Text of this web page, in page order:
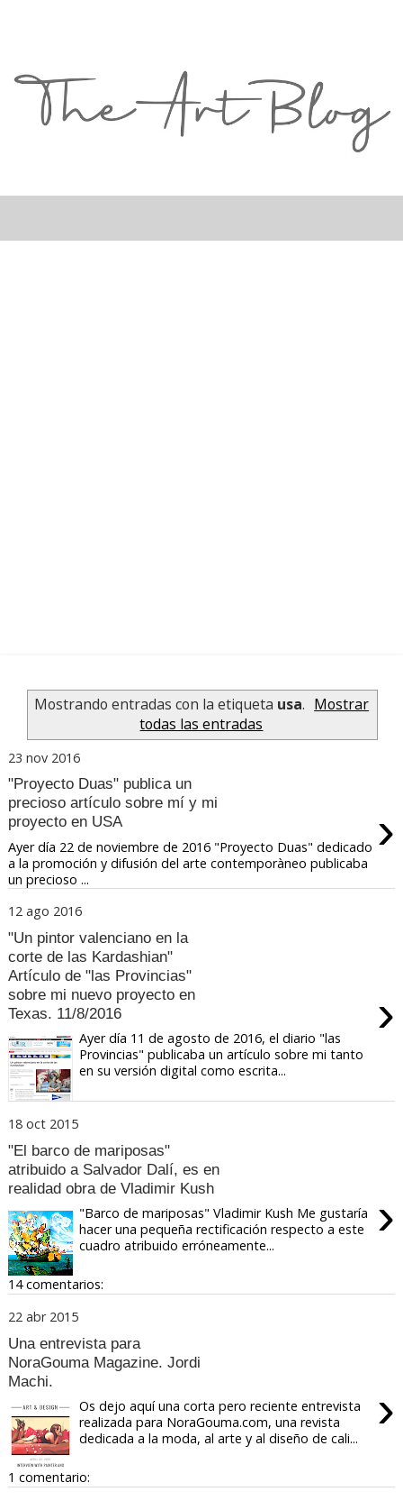
Mostrando entradas con la etiqueta usa. Mostrar
todas las entradas
23 nov 2016
"Proyecto Duas" publica un
precioso artículo sobre mí y mi
proyecto en USA
›
Ayer día 22 de noviembre de 2016 "Proyecto Duas" dedicado
a la promoción y difusión del arte contemporàneo publicaba
un precioso ...
12 ago 2016
"Un pintor valenciano en la
corte de las Kardashian"
Artículo de "las Provincias"
sobre mi nuevo proyecto en
Texas. 11/8/2016
›
Ayer día 11 de agosto de 2016, el diario "las
Provincias" publicaba un artículo sobre mi tanto
en su versión digital como escrita...
18 oct 2015
"El barco de mariposas"
atribuido a Salvador Dalí, es en
realidad obra de Vladimir Kush
›
"Barco de mariposas" Vladimir Kush Me gustaría
hacer una pequeña rectificación respecto a este
cuadro atribuido erróneamente...
14 comentarios:
22 abr 2015
Una entrevista para
NoraGouma Magazine. Jordi
Machi.
›
Os dejo aquí una corta pero reciente entrevista
realizada para NoraGouma.com, una revista
dedicada a la moda, al arte y al diseño de cali...
1 comentario: